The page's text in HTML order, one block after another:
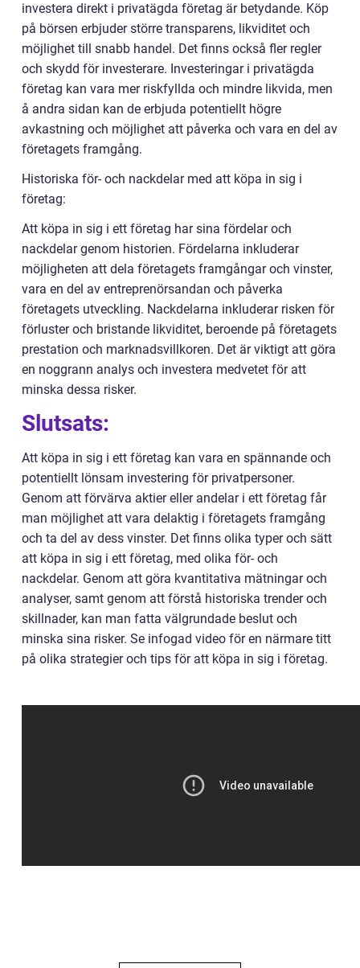
investera direkt i privatägda företag är betydande. Köp
på börsen erbjuder större transparens, likviditet och
möjlighet till snabb handel. Det finns också fler regler
och skydd för investerare. Investeringar i privatägda
företag kan vara mer riskfyllda och mindre likvida, men
å andra sidan kan de erbjuda potentiellt högre
avkastning och möjlighet att påverka och vara en del av
företagets framgång.
Historiska för- och nackdelar med att köpa in sig i
företag:
Att köpa in sig i ett företag har sina fördelar och
nackdelar genom historien. Fördelarna inkluderar
möjligheten att dela företagets framgångar och vinster,
vara en del av entreprenörsandan och påverka
företagets utveckling. Nackdelarna inkluderar risken för
förluster och bristande likviditet, beroende på företagets
prestation och marknadsvillkoren. Det är viktigt att göra
en noggrann analys och investera medvetet för att
minska dessa risker.
Slutsats:
Att köpa in sig i ett företag kan vara en spännande och
potentiellt lönsam investering för privatpersoner.
Genom att förvärva aktier eller andelar i ett företag får
man möjlighet att vara delaktig i företagets framgång
och ta del av dess vinster. Det finns olika typer och sätt
att köpa in sig i ett företag, med olika för- och
nackdelar. Genom att göra kvantitativa mätningar och
analyser, samt genom att förstå historiska trender och
skillnader, kan man fatta välgrundade beslut och
minska sina risker. Se infogad video för en närmare titt
på olika strategier och tips för att köpa in sig i företag.